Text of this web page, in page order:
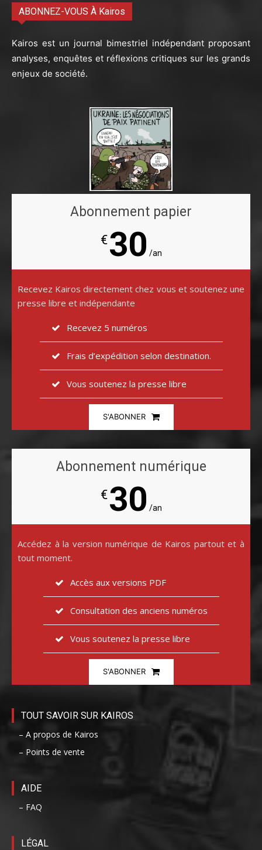
ABONNEZ-VOUS À Kairos
Kairos est un journal bimestriel indépendant proposant
analyses, enquêtes et réflexions critiques sur les grands
enjeux de société.
Abonnement papier
€30 /an
Recevez Kairos directement chez vous et soutenez une
presse libre et indépendante
Recevez 5 numéros
Frais d’expédition selon destination.
Vous soutenez la presse libre
S'ABONNER
Abonnement numérique
€30 /an
Accédez à la version numérique de Kairos partout et à
tout moment.
Accès aux versions PDF
Consultation des anciens numéros
Vous soutenez la presse libre
S'ABONNER
TOUT SAVOIR SUR KAIROS
– A propos de Kairos
– Points de vente
AIDE
– FAQ
LÉGAL